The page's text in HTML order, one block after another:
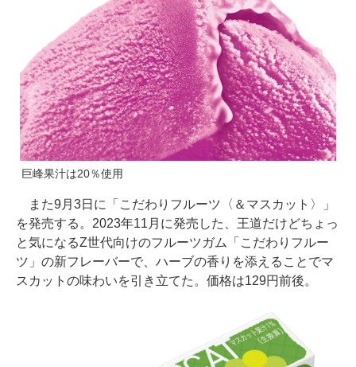
巨峰果汁は20％使用
また9月3日に「こだわりフルーツ〈＆マスカット〉」
を発売する。2023年11月に発売した、王道だけどちょっ
と気になるZ世代向けのフルーツガム「こだわりフルー
ツ」の新フレーバーで、ハーブの香りを添えることでマ
スカットの味わいを引き立てた。価格は129円前後。